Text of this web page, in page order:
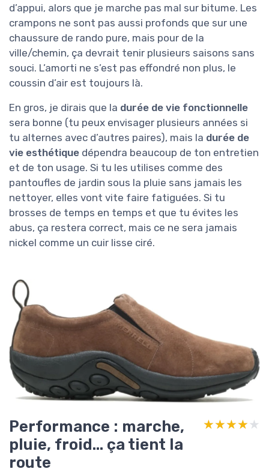
d’appui, alors que je marche pas mal sur bitume. Les
crampons ne sont pas aussi profonds que sur une
chaussure de rando pure, mais pour de la
ville/chemin, ça devrait tenir plusieurs saisons sans
souci. L’amorti ne s’est pas effondré non plus, le
coussin d’air est toujours là.
En gros, je dirais que la durée de vie fonctionnelle
sera bonne (tu peux envisager plusieurs années si
tu alternes avec d’autres paires), mais la durée de
vie esthétique dépendra beaucoup de ton entretien
et de ton usage. Si tu les utilises comme des
pantoufles de jardin sous la pluie sans jamais les
nettoyer, elles vont vite faire fatiguées. Si tu
brosses de temps en temps et que tu évites les
abus, ça restera correct, mais ce ne sera jamais
nickel comme un cuir lisse ciré.
Performance : marche,
pluie, froid… ça tient la
route
★★★★★
★★★★★